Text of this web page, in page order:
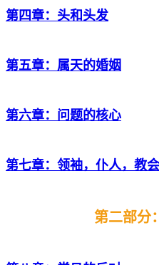
第四章：头和头发
第五章：属天的婚姻
第六章：问题的核心
第七章：领袖，仆人，教
第二部分